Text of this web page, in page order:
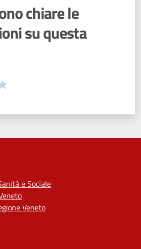
chiare le
su questa
valutazione da 1 a 5 stelle
e Sociale
Veneto